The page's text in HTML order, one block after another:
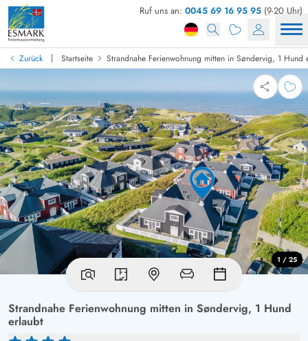
Ruf uns an: 0045 69 16 95 95 (9-20 Uhr)
Zurück | Startseite Strandnahe Ferienwohnung mitten in Søndervig, 1 Hund
Strandnahe Ferienwohnung mitten in Søndervig, 1 Hund
erlaubt
1 / 25